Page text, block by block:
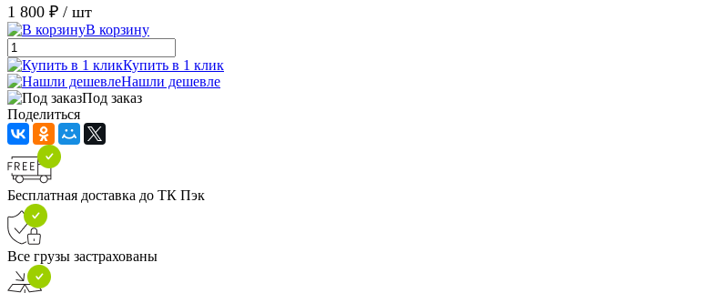
1 800 ₽ / шт
В корзину
Купить в 1 клик
Нашли дешевле
Под заказ
Поделиться
Бесплатная доставка до ТК Пэк
Все грузы застрахованы